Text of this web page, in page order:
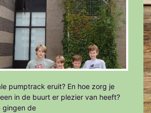
pumptrack eruit? En hoe zorg je
in de buurt er plezier van heeft?
gingen de